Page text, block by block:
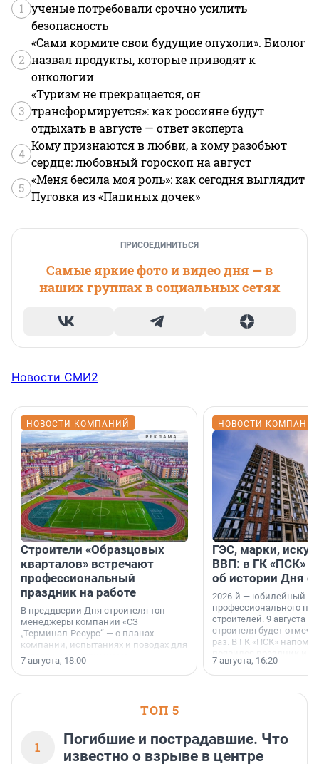
1 ученые потребовали срочно усилить
безопасность
2
«Сами кормите свои будущие опухоли». Биолог
назвал продукты, которые приводят к
онкологии
3
«Туризм не прекращается, он
трансформируется»: как россияне будут
отдыхать в августе — ответ эксперта
4
Кому признаются в любви, а кому разобьют
сердце: любовный гороскоп на август
5
«Меня бесила моя роль»: как сегодня выглядит
Пуговка из «Папиных дочек»
ПРИСОЕДИНИТЬСЯ
Самые яркие фото и видео дня — в
наших группах в социальных сетях
Новости СМИ2
НОВОСТИ КОМПАНИЙ
Строители «Образцовых
кварталов» встречают
профессиональный
праздник на работе
В преддверии Дня строителя топ-
менеджеры компании «СЗ
„Терминал-Ресурс“ — о планах
компании, испытаниях и поводах для
осторожного оптимизма.
7 августа, 18:00
НОВОСТИ
ГЭС, марки,
ВВП: в ГК «ПСК»
об истории Дня
2026-й — юбилейный
профессионального
строителей. 9 августа
строителя будет
раз. В ГК «ПСК»
поменялась роль
7 августа, 16:20
ТОП 5
1
Погибшие и пострадавшие. Что
известно о взрыве в центре